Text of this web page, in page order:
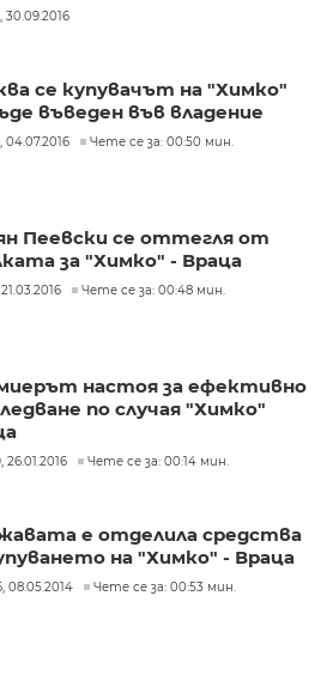
30.09.2016
се купувачът на "Химко"
въведен във владение
04.07.2016 Чете се за: 00:50 мин.
Пеевски се оттегля от
за "Химко" - Враца
21.03.2016 Чете се за: 00:48 мин.
настоя за ефективно
по случая "Химко"
26.01.2016 Чете се за: 00:14 мин.
е отделила средства
на "Химко" - Враца
08.05.2014 Чете се за: 00:53 мин.